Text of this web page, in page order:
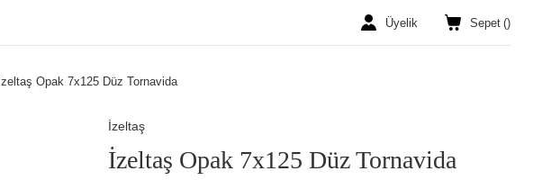
Üyelik Sepet ()
İzeltaş Opak 7x125 Düz Tornavida
İzeltaş
İzeltaş Opak 7x125 Düz Tornavida